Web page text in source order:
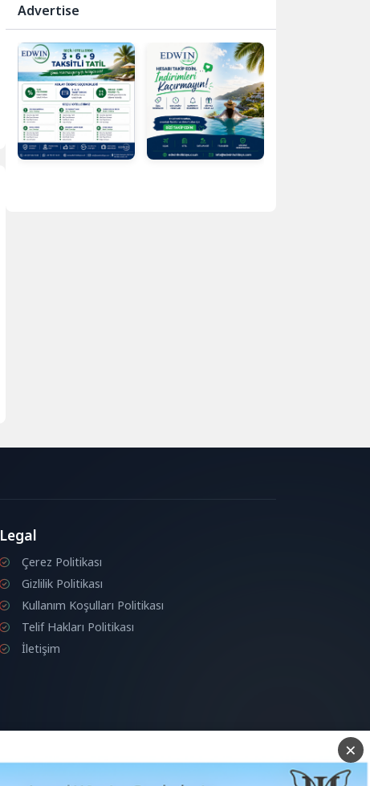
Advertise
Legal
Çerez Politikası
Gizlilik Politikası
Kullanım Koşulları Politikası
Telif Hakları Politikası
İletişim